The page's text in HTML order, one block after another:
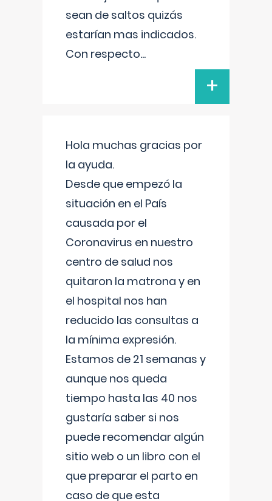
sean de saltos quizás
estarían mas indicados.
Con respecto...
+
Hola muchas gracias por
la ayuda.
Desde que empezó la
situación en el País
causada por el
Coronavirus en nuestro
centro de salud nos
quitaron la matrona y en
el hospital nos han
reducido las consultas a
la mínima expresión.
Estamos de 21 semanas y
aunque nos queda
tiempo hasta las 40 nos
gustaría saber si nos
puede recomendar algún
sitio web o un libro con el
que preparar el parto en
caso de que esta